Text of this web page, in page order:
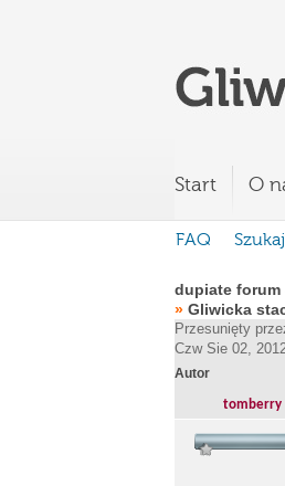
Start O
FAQ Szukaj
dupiate forum
» Gliwicka
Przesunięty
Czw Sie 02,
Autor
tomberry